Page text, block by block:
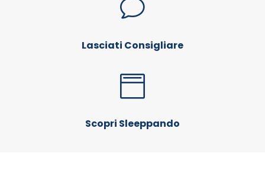
v
Lasciati Consigliare

Scopri Sleeppando